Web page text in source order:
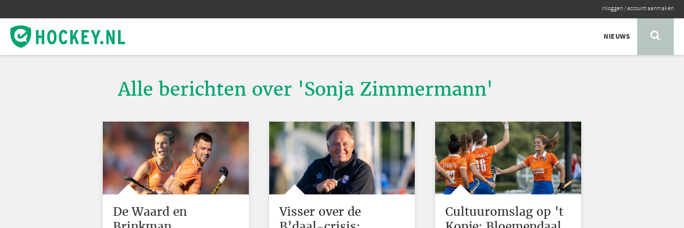
inloggen/account aanmaken
NIEUWS
Alle berichten over 'Sonja Zimmermann'
De Waard en
Visser over de
Cultuuromslag op 't